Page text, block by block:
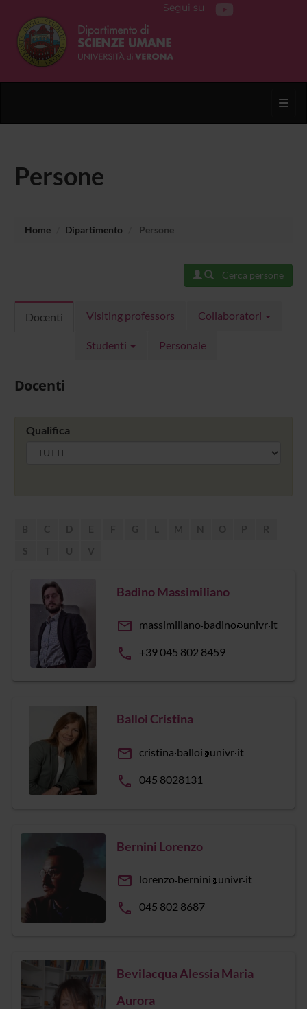
Segui su
Persone
Home Dipartimento Persone
Cerca persone
Docenti Visiting professors Collaboratori
Studenti Personale
Docenti
Qualifica
Badino Massimiliano
email massimiliano badino univr it
phone +39 045 802 8459
Balloi Cristina
email cristina balloi univr it
phone 045 8028131
Bernini Lorenzo
email lorenzo bernini univr it
phone 045 802 8687
Bevilacqua Alessia Maria
Aurora